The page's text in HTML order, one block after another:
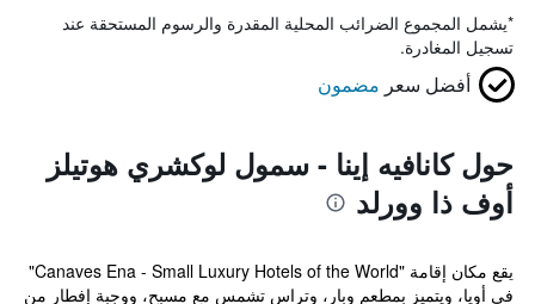
*يشمل المجموع الضرائب المحلية المقدرة والرسوم المستحقة عند
تسجيل المغادرة.
أفضل سعر مضمون
حول كانافيه إينا - سمول لوكشري هوتيلز
أوف ذا وورلد
يقع مكان إقامة "Canaves Ena - Small Luxury Hotels of the World"
في أويا، ويتميز بمطعم وبار، وتراس تشمس مع مسبح، ووجبة إفطار من